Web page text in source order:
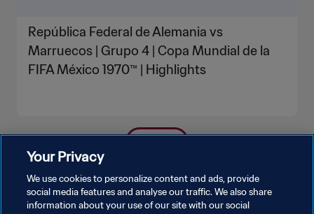
República Federal de Alemania vs
Marruecos | Grupo 4 | Copa Mundial de la
FIFA México 1970™ | Highlights
Your Privacy
We use cookies to personalize content and ads, provide
social media features and analyse our traffic. We also share
information about your use of our site with our social